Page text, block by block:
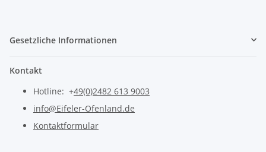
Gesetzliche Informationen
Kontakt
Hotline: +49(0)2482 613 9003
info@Eifeler-Ofenland.de
Kontaktformular